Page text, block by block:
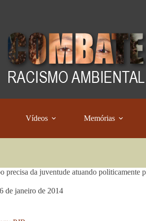
Vídeos Memórias
precisa da juventude atuando politicamente
de janeiro de 2014